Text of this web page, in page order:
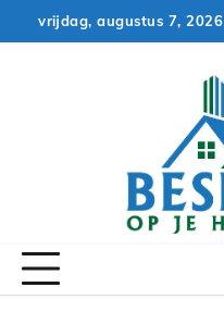
to
vrijdag, augustus 7, 2026